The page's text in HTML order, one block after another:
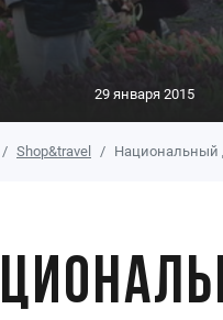
29 января 2015
Shop&travel Национальный